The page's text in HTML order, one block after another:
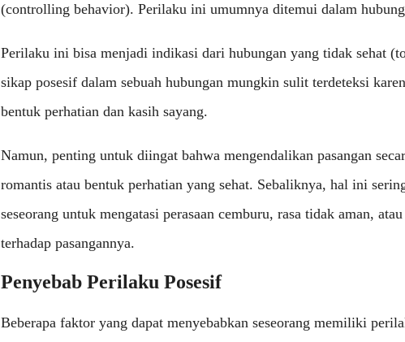
(controlling behavior). Perilaku ini umumnya ditemui dalam
Perilaku ini bisa menjadi indikasi dari hubungan yang tidak sehat
sikap posesif dalam sebuah hubungan mungkin sulit terdeteksi
bentuk perhatian dan kasih sayang.
Namun, penting untuk diingat bahwa mengendalikan pasangan
romantis atau bentuk perhatian yang sehat. Sebaliknya, hal ini
seseorang untuk mengatasi perasaan cemburu, rasa tidak aman,
terhadap pasangannya.
Penyebab Perilaku Posesif
Beberapa faktor yang dapat menyebabkan seseorang memiliki